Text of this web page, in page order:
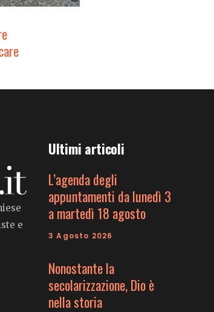
e
Ultimi articoli
L’agenda degli
appuntamenti da lunedì 3
a martedì 18 agosto
3 Agosto 2026
Nonostante la
secolarizzazione, Dio è
nella storia